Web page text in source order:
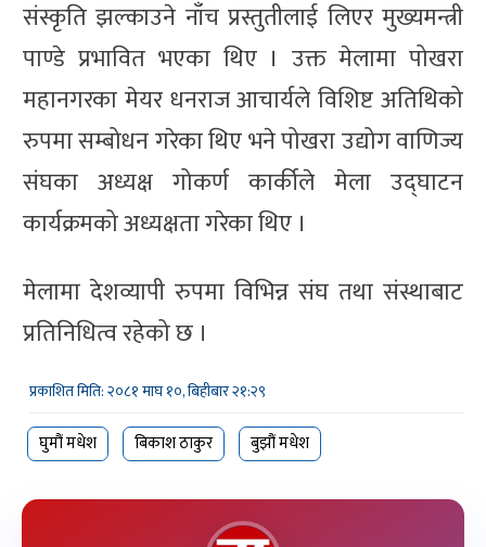
संस्कृति झल्काउने नाँच प्रस्तुतीलाई लिएर मुख्यमन्त्री
पाण्डे प्रभावित भएका थिए । उक्त मेलामा पोखरा
महानगरका मेयर धनराज आचार्यले विशिष्ट अतिथिको
रुपमा सम्बोधन गरेका थिए भने पोखरा उद्योग वाणिज्य
संघका अध्यक्ष गोकर्ण कार्कीले मेला उद्घाटन
कार्यक्रमको अध्यक्षता गरेका थिए ।
मेलामा देशव्यापी रुपमा विभिन्न संघ तथा संस्थाबाट
प्रतिनिधित्व रहेको छ ।
प्रकाशित मिति: २०८१ माघ १०, बिहीबार २१:२९
घुमौं मधेश बिकाश ठाकुर बुझौं मधेश